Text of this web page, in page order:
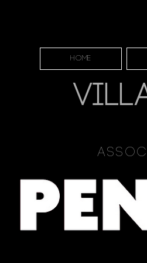
HOME